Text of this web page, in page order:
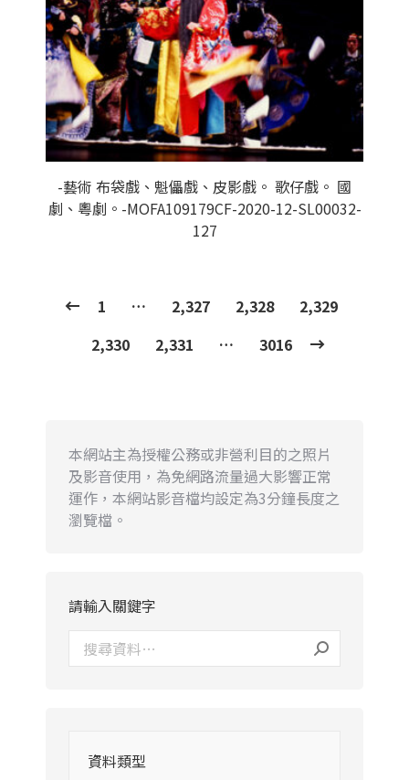
-藝術 布袋戲、魁儡戲、皮影戲。 歌仔戲。 國
劇、粵劇。-MOFA109179CF-2020-12-SL00032-
127
1 … 2,327 2,328
2,329
2,330
2,331 … 3016
本網站主為授權公務或非營利目的之照片
及影音使用，為免網路流量過大影響正常
運作，本網站影音檔均設定為3分鐘長度之
瀏覽檔。
請輸入關鍵字
資料類型